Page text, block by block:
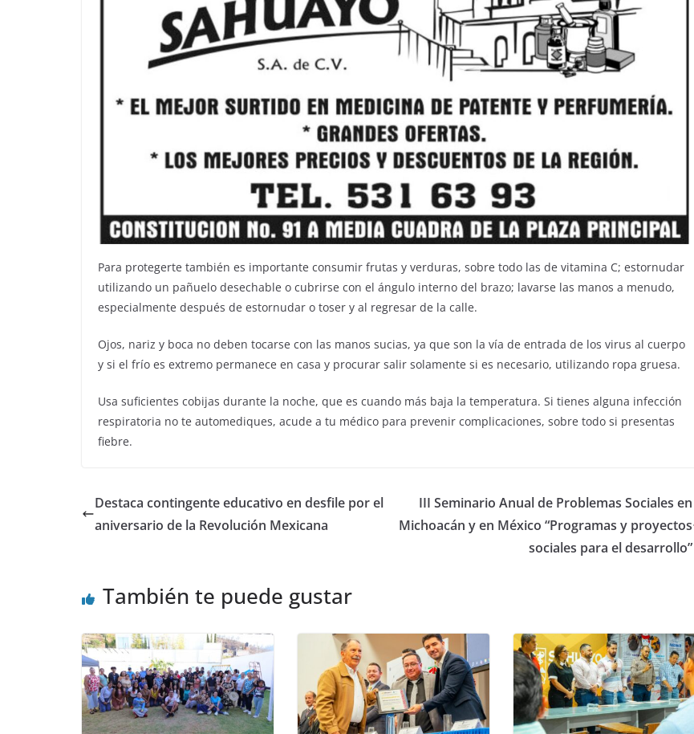
Para protegerte también es importante consumir frutas y verduras, sobre todo las de vitamina C; estornudar
utilizando un pañuelo desechable o cubrirse con el ángulo interno del brazo; lavarse las manos a menudo,
especialmente después de estornudar o toser y al regresar de la calle.
Ojos, nariz y boca no deben tocarse con las manos sucias, ya que son la vía de entrada de los virus al cuerpo
y si el frío es extremo permanece en casa y procurar salir solamente si es necesario, utilizando ropa gruesa.
Usa suficientes cobijas durante la noche, que es cuando más baja la temperatura. Si tienes alguna infección
respiratoria no te automediques, acude a tu médico para prevenir complicaciones, sobre todo si presentas
fiebre.
Destaca contingente educativo en desfile por el
aniversario de la Revolución Mexicana
III Seminario Anual de Problemas Sociales en
Michoacán y en México “Programas y proyectos
sociales para el desarrollo”
También te puede gustar